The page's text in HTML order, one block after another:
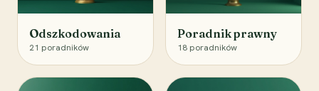
Odszkodowania
21 poradników
Poradnik prawny
18 poradników